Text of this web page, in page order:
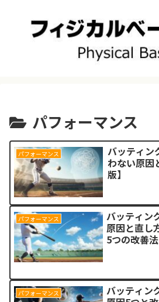
パフォーマンス
パフォーマンス
バッティン
わない原因
版】
パフォーマンス
バッティン
原因と直し
5つの改善法
パフォーマンス
バッティン